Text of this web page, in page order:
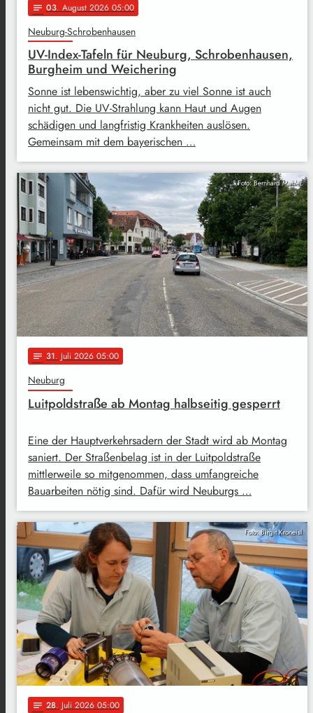
notes 03. August 2026 05:00
Neuburg-Schrobenhausen
UV-Index-Tafeln für Neuburg, Schrobenhausen,
Burgheim und Weichering
Sonne ist lebenswichtig, aber zu viel Sonne ist auch
nicht gut. Die UV-Strahlung kann Haut und Augen
schädigen und langfristig Krankheiten auslösen.
Gemeinsam mit dem bayerischen …
Foto: Bernhard Mahler
notes 31. Juli 2026 05:00
Neuburg
Luitpoldstraße ab Montag halbseitig gesperrt
Eine der Hauptverkehrsadern der Stadt wird ab Montag
saniert. Der Straßenbelag ist in der Luitpoldstraße
mittlerweile so mitgenommen, dass umfangreiche
Bauarbeiten nötig sind. Dafür wird Neuburgs …
Foto: Birgit Kroneisl
notes 28. Juli 2026 05:00